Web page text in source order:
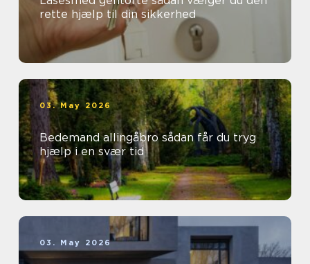
rette hjælp til din sikkerhed
03. May 2026
Bedemand allingåbro sådan får du tryg
hjælp i en svær tid
03. May 2026